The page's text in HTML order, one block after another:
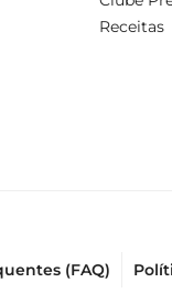
que combina
Receitas
(FAQ)